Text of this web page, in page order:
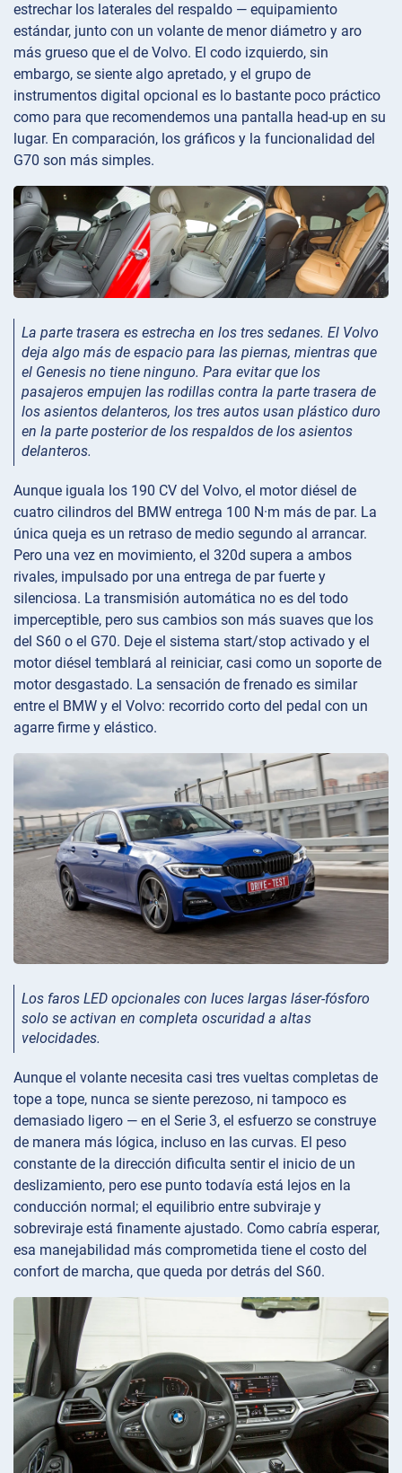
estrechar los laterales del respaldo — equipamiento
estándar, junto con un volante de menor diámetro y aro
más grueso que el de Volvo. El codo izquierdo, sin
embargo, se siente algo apretado, y el grupo de
instrumentos digital opcional es lo bastante poco práctico
como para que recomendemos una pantalla head-up en su
lugar. En comparación, los gráficos y la funcionalidad del
G70 son más simples.
La parte trasera es estrecha en los tres sedanes. El Volvo
deja algo más de espacio para las piernas, mientras que
el Genesis no tiene ninguno. Para evitar que los
pasajeros empujen las rodillas contra la parte trasera de
los asientos delanteros, los tres autos usan plástico duro
en la parte posterior de los respaldos de los asientos
delanteros.
Aunque iguala los 190 CV del Volvo, el motor diésel de
cuatro cilindros del BMW entrega 100 N·m más de par. La
única queja es un retraso de medio segundo al arrancar.
Pero una vez en movimiento, el 320d supera a ambos
rivales, impulsado por una entrega de par fuerte y
silenciosa. La transmisión automática no es del todo
imperceptible, pero sus cambios son más suaves que los
del S60 o el G70. Deje el sistema start/stop activado y el
motor diésel temblará al reiniciar, casi como un soporte de
motor desgastado. La sensación de frenado es similar
entre el BMW y el Volvo: recorrido corto del pedal con un
agarre firme y elástico.
Los faros LED opcionales con luces largas láser-fósforo
solo se activan en completa oscuridad a altas
velocidades.
Aunque el volante necesita casi tres vueltas completas de
tope a tope, nunca se siente perezoso, ni tampoco es
demasiado ligero — en el Serie 3, el esfuerzo se construye
de manera más lógica, incluso en las curvas. El peso
constante de la dirección dificulta sentir el inicio de un
deslizamiento, pero ese punto todavía está lejos en la
conducción normal; el equilibrio entre subviraje y
sobreviraje está finamente ajustado. Como cabría esperar,
esa manejabilidad más comprometida tiene el costo del
confort de marcha, que queda por detrás del S60.